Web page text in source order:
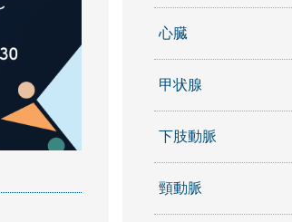
心臓
甲状腺
下肢動脈
頸動脈